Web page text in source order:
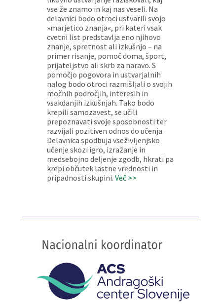
vse že znamo in kaj nas veseli. Na
delavnici bodo otroci ustvarili svojo
»marjetico znanja«, pri kateri vsak
cvetni list predstavlja eno njihovo
znanje, spretnost ali izkušnjo – na
primer risanje, pomoč doma, šport,
prijateljstvo ali skrb za naravo. S
pomočjo pogovora in ustvarjalnih
nalog bodo otroci razmišljali o svojih
močnih področjih, interesih in
vsakdanjih izkušnjah. Tako bodo
krepili samozavest, se učili
prepoznavati svoje sposobnosti ter
razvijali pozitiven odnos do učenja.
Delavnica spodbuja vseživljenjsko
učenje skozi igro, izražanje in
medsebojno deljenje zgodb, hkrati pa
krepi občutek lastne vrednosti in
pripadnosti skupini. Več >>